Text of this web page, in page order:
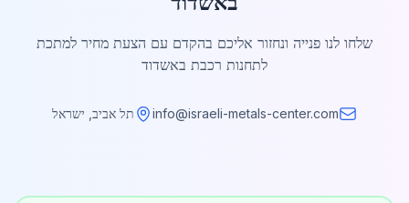
שלחו לנו פנייה ונחזור אליכם בהקדם עם הצעת מחיר למתכת
לתחנות רכבת באשדוד
info@israeli-metals-center.com תל אביב, ישראל